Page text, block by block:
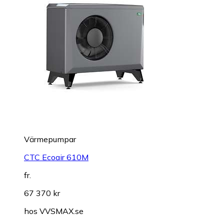
Värmepumpar
CTC Ecoair 610M
fr.
67 370 kr
hos VVSMAX.se